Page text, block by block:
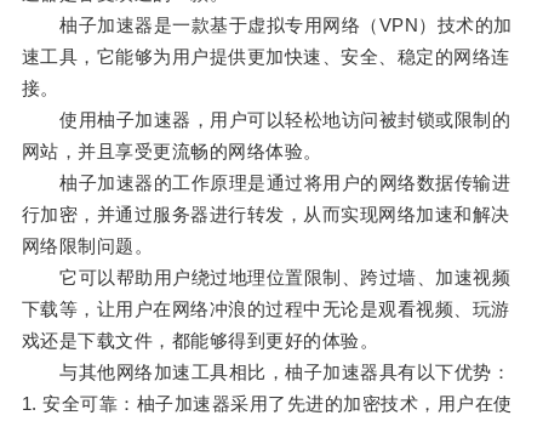
柚子加速器是一款基于虚拟专用网络（VPN）技术的加
速工具，它能够为用户提供更加快速、安全、稳定的网络连
接。
使用柚子加速器，用户可以轻松地访问被封锁或限制的
网站，并且享受更流畅的网络体验。
柚子加速器的工作原理是通过将用户的网络数据传输进
行加密，并通过服务器进行转发，从而实现网络加速和解决
网络限制问题。
它可以帮助用户绕过地理位置限制、跨过墙、加速视频
下载等，让用户在网络冲浪的过程中无论是观看视频、玩游
戏还是下载文件，都能够得到更好的体验。
与其他网络加速工具相比，柚子加速器具有以下优势：
1. 安全可靠：柚子加速器采用了先进的加密技术，用户在使